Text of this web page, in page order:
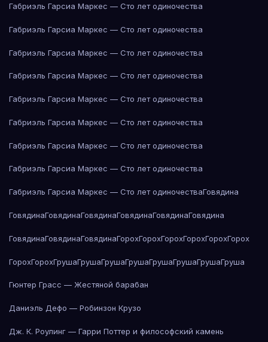
Габриэль Гарсиа Маркес — Сто лет одиночества
Габриэль Гарсиа Маркес — Сто лет одиночества
Габриэль Гарсиа Маркес — Сто лет одиночества
Габриэль Гарсиа Маркес — Сто лет одиночества
Габриэль Гарсиа Маркес — Сто лет одиночества
Габриэль Гарсиа Маркес — Сто лет одиночества
Габриэль Гарсиа Маркес — Сто лет одиночества
Габриэль Гарсиа Маркес — Сто лет одиночества
Габриэль Гарсиа Маркес — Сто лет одиночестваГовядина
ГовядинаГовядинаГовядинаГовядинаГовядинаГовядина
ГовядинаГовядинаГовядинаГорохГорохГорохГорохГорохГорох
ГорохГорохГрушаГрушаГрушаГрушаГрушаГрушаГрушаГруша
Гюнтер Грасс — Жестяной барабан
Даниэль Дефо — Робинзон Крузо
Дж. К. Роулинг — Гарри Поттер и философский камень